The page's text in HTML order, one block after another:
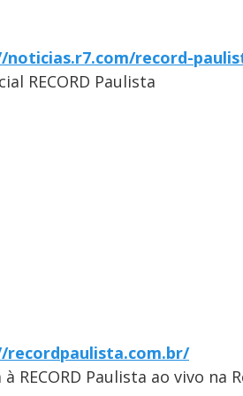
record-
RECORD Paulista
RECORD Paulista ao vivo na